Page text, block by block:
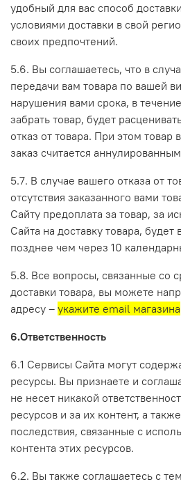
удобный для вас способ
условиями доставки в свой
своих предпочтений.
5.6. Вы соглашаетесь, что в
передачи вам товара по вашей
нарушения вами срока, в
забрать товар, будет
отказ от товара. При этом товар
заказ считается
5.7. В случае вашего отказа от
отсутствия заказанного вами
Сайту предоплата за товар, за
Сайта на доставку товара,
позднее чем через 10
5.8. Все вопросы, связанные со
доставки товара, вы можете
адресу – укажите email магазина
6.Ответственность
6.1 Сервисы Сайта могут
ресурсы. Вы признаете и
не несет никакой
ресурсов и за их контент, а
последствия, связанные с
контента этих ресурсов.
6.2. Вы также соглашаетесь с